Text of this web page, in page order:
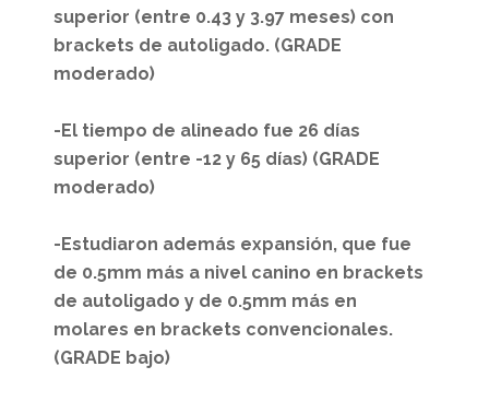
superior (entre 0.43 y 3.97 meses) con
brackets de autoligado. (GRADE
moderado)
-El tiempo de alineado fue 26 días
superior (entre -12 y 65 días) (GRADE
moderado)
-Estudiaron además expansión, que fue
de 0.5mm más a nivel canino en brackets
de autoligado y de 0.5mm más en
molares en brackets convencionales.
(GRADE bajo)